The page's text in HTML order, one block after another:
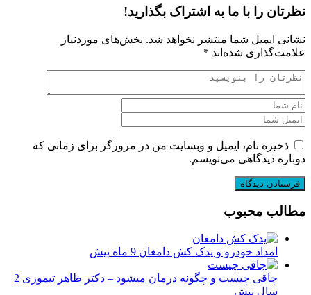
نظرتان را با ما به اشتراک بگذارید!
نشانی ایمیل شما منتشر نخواهد شد. بخش‌های موردنیاز
علامت‌گذاری شده‌اند *
ذخیره نام، ایمیل و وبسایت من در مرورگر برای زمانی که
دوباره دیدگاهی می‌نویسم.
مطالب محبوب
امداد خودرو و یدک کش دامغان 9 ماه پیش
چاقی چیست و چگونه درمان میشود – دکتر طاهر تیموری 2
سال پیش